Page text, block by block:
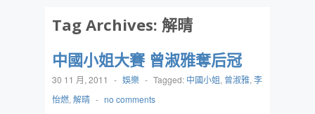
Tag Archives: 解晴
中國小姐大賽 曾淑雅奪后冠
30 11 月, 2011 - 娛樂 - Tagged: 中國小姐, 曾淑雅, 李
怡燃, 解晴 - no comments